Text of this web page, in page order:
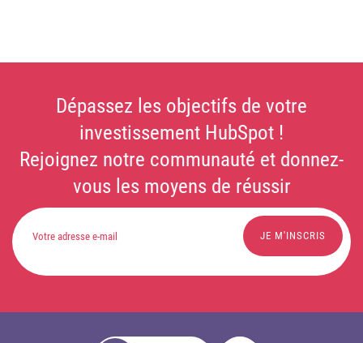
Dépassez les objectifs de votre
investissement HubSpot !
Rejoignez notre communauté et donnez-
vous les moyens de réussir